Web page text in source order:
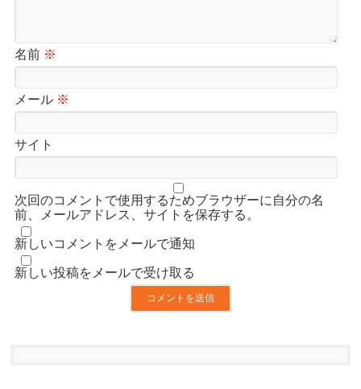
名前 ※
メール ※
サイト
次回のコメントで使用するためブラウザーに自分の名
前、メールアドレス、サイトを保存する。
新しいコメントをメールで通知
新しい投稿をメールで受け取る